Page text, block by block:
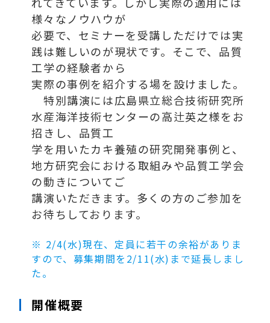
様々なノウハウが
必要で、セミナーを受講しただけでは実
践は難しいのが現状です。そこで、品質
工学の経験者から
実際の事例を紹介する場を設けました。
特別講演には広島県立総合技術研究所
水産海洋技術センターの高辻英之様をお
招きし、品質工
学を用いたカキ養殖の研究開発事例と、
地方研究会における取組みや品質工学会
の動きについてご
講演いただきます。多くの方のご参加を
お待ちしております。
※ 2/4(水)現在、定員に若干の余裕がありま
すので、募集期間を2/11(水)まで延長しまし
た。
開催概要